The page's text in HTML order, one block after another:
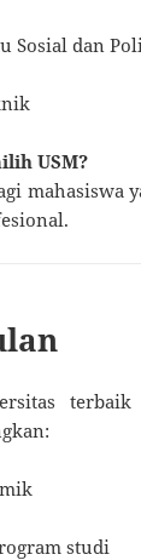
Sosial dan
USM?
mahasiswa
studi